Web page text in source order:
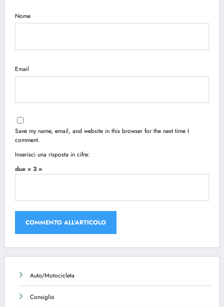
Nome
Email
Save my name, email, and website in this browser for the next time I
comment.
Inserisci una risposta in cifre:
due × 3 =
Auto/Motocicleta
Consiglio